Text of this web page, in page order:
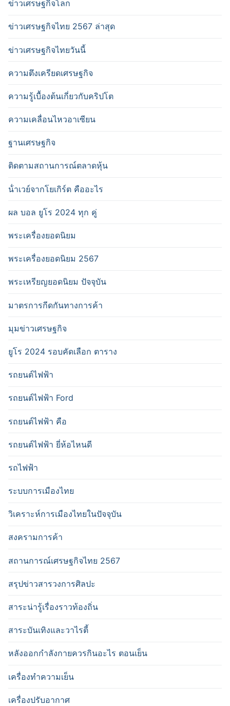
ข่าวเศรษฐกิจโลก
ข่าวเศรษฐกิจไทย 2567 ล่าสุด
ข่าวเศรษฐกิจไทยวันนี้
ความตึงเครียดเศรษฐกิจ
ความรู้เบื้องต้นเกี่ยวกับคริปโต
ความเคลื่อนไหวอาเซียน
ฐานเศรษฐกิจ
ติดตามสถานการณ์ตลาดหุ้น
น้ําเวย์จากโยเกิร์ต คืออะไร
ผล บอล ยูโร 2024 ทุก คู่
พระเครื่องยอดนิยม
พระเครื่องยอดนิยม 2567
พระเหรียญยอดนิยม ปัจจุบัน
มาตรการกีดกันทางการค้า
มุมข่าวเศรษฐกิจ
ยูโร 2024 รอบคัดเลือก ตาราง
รถยนต์ไฟฟ้า
รถยนต์ไฟฟ้า Ford
รถยนต์ไฟฟ้า คือ
รถยนต์ไฟฟ้า ยี่ห้อไหนดี
รถไฟฟ้า
ระบบการเมืองไทย
วิเคราะห์การเมืองไทยในปัจจุบัน
สงครามการค้า
สถานการณ์เศรษฐกิจไทย 2567
สรุปข่าวสารวงการศิลปะ
สาระน่ารู้เรื่องราวท้องถิ่น
สาระบันเทิงและวาไรตี้
หลังออกกําลังกายควรกินอะไร ตอนเย็น
เครื่องทำความเย็น
เครื่องปรับอากาศ